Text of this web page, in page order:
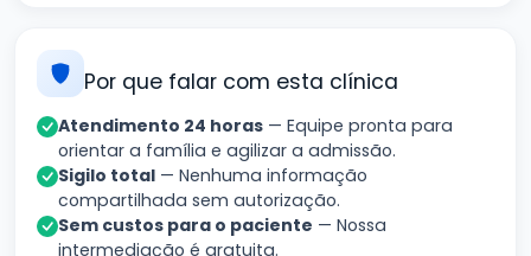
Por que falar com esta clínica
Atendimento 24 horas — Equipe pronta para
orientar a família e agilizar a admissão.
Sigilo total — Nenhuma informação
compartilhada sem autorização.
Sem custos para o paciente — Nossa
intermediação é gratuita.